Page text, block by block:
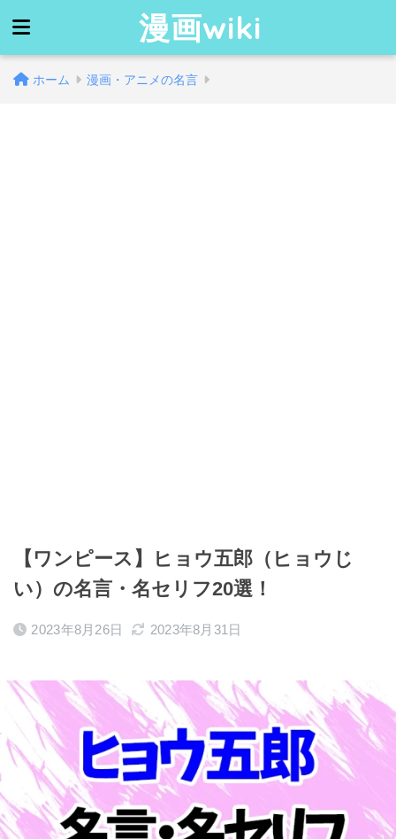
漫画wiki
ホーム 漫画・アニメの名言
【ワンピース】ヒョウ五郎（ヒョウじ
い）の名言・名セリフ20選！
2023年8月26日 2023年8月31日